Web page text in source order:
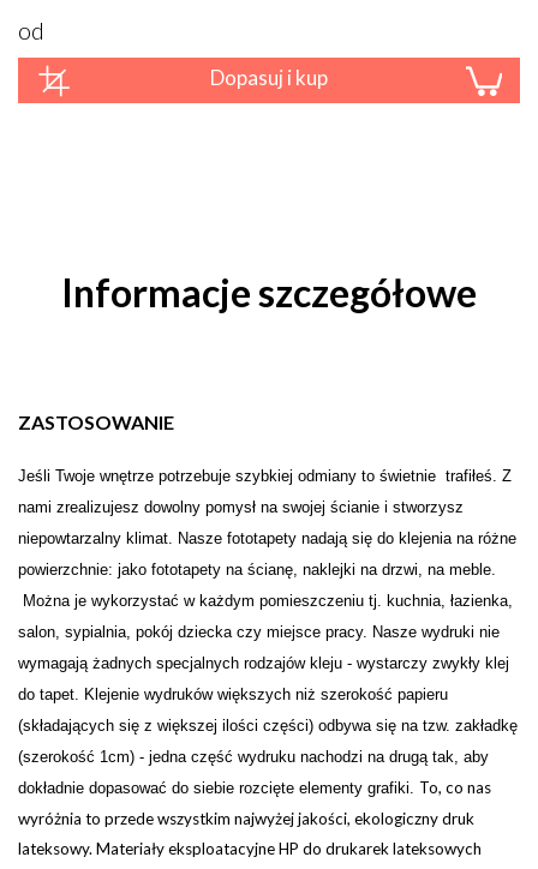
od
Dopasuj i kup
Informacje szczegółowe
ZASTOSOWANIE
Jeś li Twoje wnętrze potrzebuje szybkiej odmiany to świetnie trafiłeś. Z
nami zrealizujesz dowolny pomysł na swojej ścianie i stworzysz
niepowtarzalny klimat. Nasze fototapety nadają się do klejenia na różne
powierzchnie: jako fototapety na ścianę, naklejki na drzwi, na meble.
Można je wykorzystać w każdym pomieszczeniu tj. kuchnia, łazienka,
salon, sypialnia, pokój dziecka czy miejsce pracy. Nasze wydruki nie
wymagają żadnych specjalnych rodzajów kleju - wystarczy zwykły klej
do tapet. Klejenie wydruków większych niż szerokość papieru
(składających się z większej ilości części) odbywa się na tzw. zakładkę
(szerokość 1cm) - jedna część wydruku nachodzi na drugą tak, aby
dokładnie dopasować do siebie rozcięte elementy grafiki. To, co nas
wyróżnia to przede wszystkim najwyżej jakości, ekologiczny druk
lateksowy. Materiały eksploatacyjne HP do drukarek lateksowych